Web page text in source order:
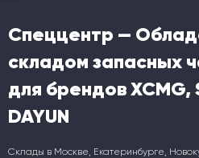
Спеццентр —
складом запасных
для брендов XCMG,
DAYUN
Склады в Москве, Екатеринбурге,